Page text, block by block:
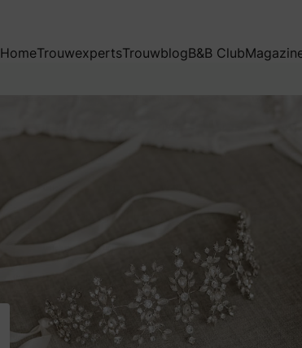
HomeTrouwexpertsTrouwblogB&B Club